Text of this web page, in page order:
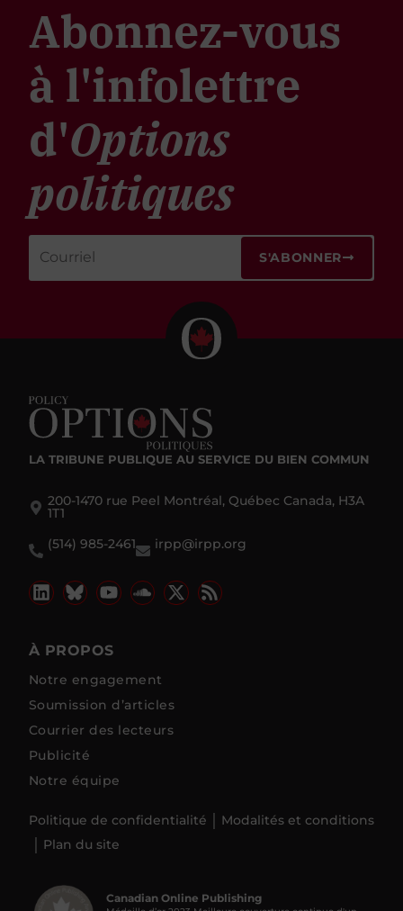
Abonnez-vous
à l'infolettre
d'Options
politiques
S'ABONNER
LA TRIBUNE PUBLIQUE AU SERVICE DU BIEN COMMUN
200-1470 rue Peel Montréal, Québec Canada, H3A
1T1
(514) 985-2461
irpp@irpp.org
À PROPOS
Notre engagement
Soumission d’articles
Courrier des lecteurs
Publicité
Notre équipe
Politique de confidentialité
Modalités et conditions
Plan du site
Canadian Online Publishing